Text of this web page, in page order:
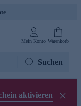
Mein Konto Warenkorb
Suchen
aktivieren